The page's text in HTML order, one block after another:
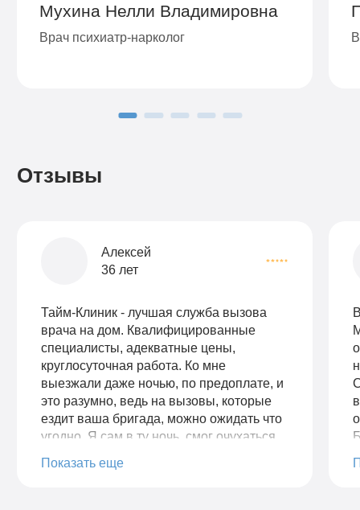
Мухина Нелли Владимировна
Врач психиатр-нарколог
Отзывы
Алексей
36 лет
Тайм-Клиник - лучшая служба вызова
врача на дом. Квалифицированные
специалисты, адекватные цены,
круглосуточная работа. Ко мне
выезжали даже ночью, по предоплате, и
это разумно, ведь на вызовы, которые
ездит ваша бригада, можно ожидать что
угодно. Я сам в ту ночь, смог очухаться
Бригада не уезжала, а дозванивалась до
Показать еще